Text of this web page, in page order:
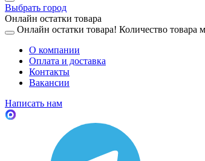
Выбрать город
Онлайн остатки товара
Онлайн остатки товара! Количество товара
О компании
Оплата и доставка
Контакты
Вакансии
Написать нам